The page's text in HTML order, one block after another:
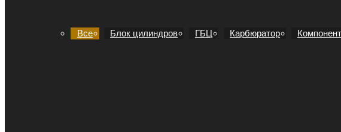
Все Блок цилиндров ГБЦ Карбюратор